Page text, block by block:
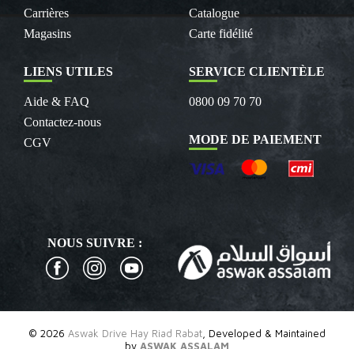
Carrières
Magasins
Catalogue
Carte fidélité
LIENS UTILES
Aide & FAQ
Contactez-nous
CGV
SERVICE CLIENTÈLE
0800 09 70 70
MODE DE PAIEMENT
NOUS SUIVRE :
© 2026 Aswak Drive Hay Riad Rabat , Developed & Maintained
by ASWAK ASSALAM